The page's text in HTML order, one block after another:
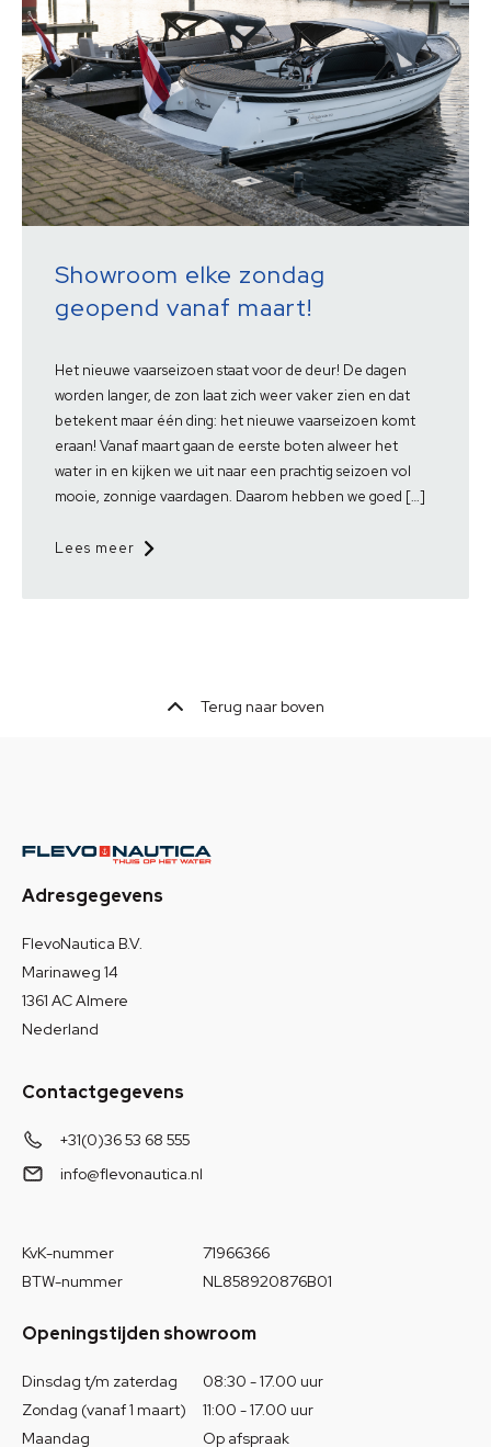
Showroom elke zondag
geopend vanaf maart!
Het nieuwe vaarseizoen staat voor de deur! De dagen
worden langer, de zon laat zich weer vaker zien en dat
betekent maar één ding: het nieuwe vaarseizoen komt
eraan! Vanaf maart gaan de eerste boten alweer het
water in en kijken we uit naar een prachtig seizoen vol
mooie, zonnige vaardagen. Daarom hebben we goed […]
Lees meer
Terug naar boven
Adresgegevens
FlevoNautica B.V.
Marinaweg 14
1361 AC Almere
Nederland
Contactgegevens
+31(0)36 53 68 555
info@flevonautica.nl
KvK-nummer
71966366
BTW-nummer
NL858920876B01
Openingstijden showroom
Dinsdag t/m zaterdag
08:30 - 17.00 uur
Zondag (vanaf 1 maart)
11:00 - 17.00 uur
Maandag
Op afspraak